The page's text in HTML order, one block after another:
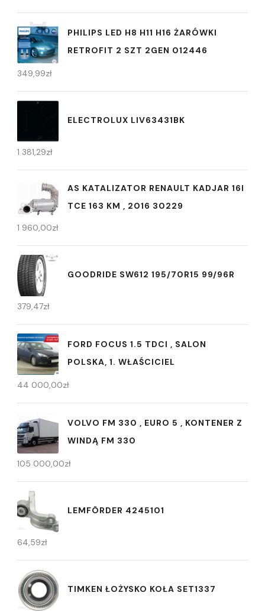
PHILIPS LED H8 H11 H16 ŻARÓWKI
RETROFIT 2 SZT 2GEN 012446
349,99zł
ELECTROLUX LIV63431BK
1 381,29zł
AS KATALIZATOR RENAULT KADJAR 16I
TCE 163 KM , 2016 30229
1 960,00zł
GOODRIDE SW612 195/70R15 99/96R
379,47zł
FORD FOCUS 1.5 TDCI , SALON
POLSKA, 1. WŁAŚCICIEL
44 000,00zł
VOLVO FM 330 , EURO 5 , KONTENER Z
WINDĄ FM 330
105 000,00zł
LEMFÖRDER 4245101
64,59zł
TIMKEN ŁOŻYSKO KOŁA SET1337